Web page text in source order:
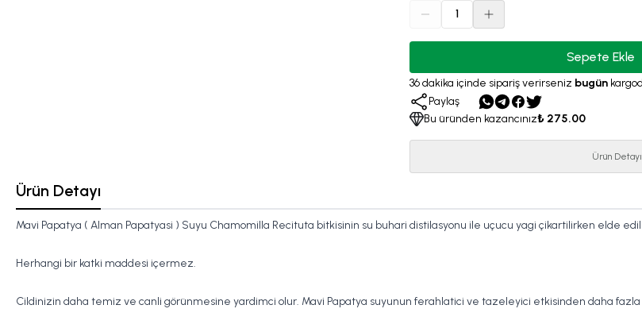
1
Sepete Ekle
36dakika içinde sipariş verirseniz bugün
Paylaş
Bu üründen kazancınız₺ 275.00
Ürün Detayı
Ürün Detayı
Mavi Papatya ( Alman Papatyasi ) Suyu Chamomilla Recituta bitkisinin su buhari distilasyonu ile uçucu yagi çikartilirken elde
Herhangi bir katki maddesi içermez.
Cildinizin daha temiz ve canli görünmesine yardimci olur. Mavi Papatya suyunun ferahlatici ve tazeleyici etkisinden daha